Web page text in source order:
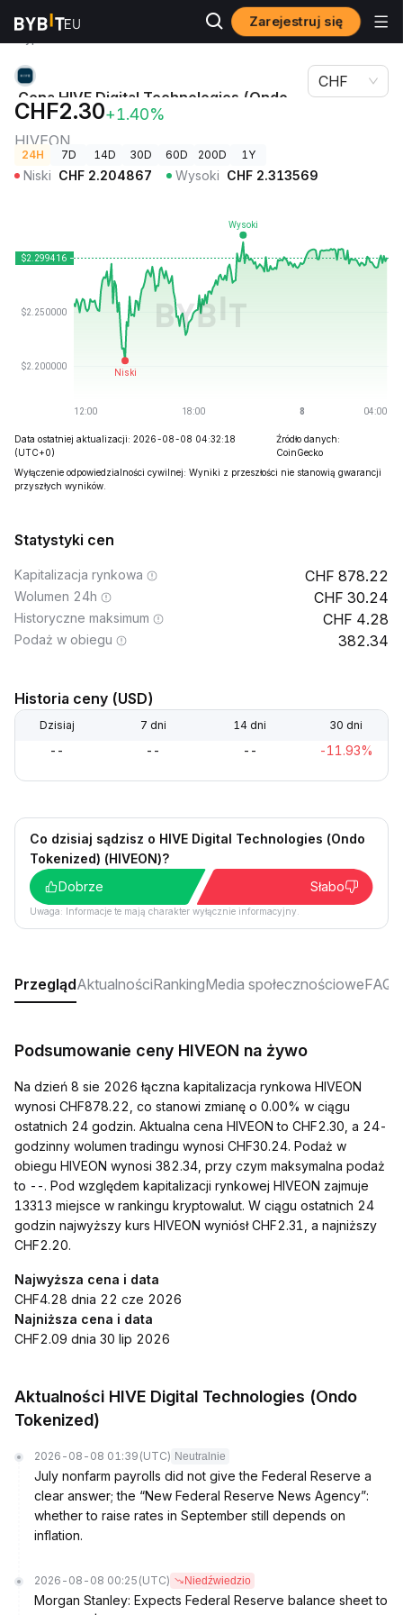
Zarejestruj się
Ceny
Cena HIVE Digital Technologies (Ondo Tokenized)
Cena HIVE Digital Technologies (Ondo
Tokenized)
HIVEON
CHF2.30+1.40%
CHF
24H 7D 14D 30D 60D 200D 1Y
Niski CHF 2.204867 Wysoki CHF 2.313569
Data ostatniej aktualizacji: 2026-08-08 04:32:18
(UTC+0)
Źródło danych:
CoinGecko
Wyłączenie odpowiedzialności cywilnej: Wyniki z przeszłości nie stanowią gwarancji
przyszłych wyników.
Statystyki cen
Kapitalizacja rynkowa 878.22
Wolumen 24h 30.24
Historyczne maksimum 4.28
Podaż w obiegu 382.34
Historia ceny (USD)
Dzisiaj 7 dni 14 dni 30 dni
-- -- -- -11.93%
Co dzisiaj sądzisz o HIVE Digital Technologies (Ondo
Tokenized) (HIVEON)?
Dobrze
Słabo
Uwaga: Informacje te mają charakter wyłącznie informacyjny.
PrzeglądAktualnościRankingMedia społecznościoweFAQ
Podsumowanie ceny HIVEON na żywo
Na dzień 8 sie 2026 łączna kapitalizacja rynkowa HIVEON
wynosi CHF878.22, co stanowi zmianę o 0.00% w ciągu
ostatnich 24 godzin. Aktualna cena HIVEON to CHF2.30, a 24-
godzinny wolumen tradingu wynosi CHF30.24. Podaż w
obiegu HIVEON wynosi 382.34, przy czym maksymalna podaż
to --. Pod względem kapitalizacji rynkowej HIVEON zajmuje
13313 miejsce w rankingu kryptowalut. W ciągu ostatnich 24
godzin najwyższy kurs HIVEON wyniósł CHF2.31, a najniższy
CHF2.20.
Najwyższa cena i data
CHF4.28 dnia 22 cze 2026
Najniższa cena i data
CHF2.09 dnia 30 lip 2026
Aktualności HIVE Digital Technologies (Ondo
Tokenized)
2026-08-08 01:39 (UTC) Neutralnie
July nonfarm payrolls did not give the Federal Reserve a
clear answer; the “New Federal Reserve News Agency”:
whether to raise rates in September still depends on
inflation.
2026-08-08 00:25 (UTC) Niedźwiedzio
Morgan Stanley: Expects Federal Reserve balance sheet to